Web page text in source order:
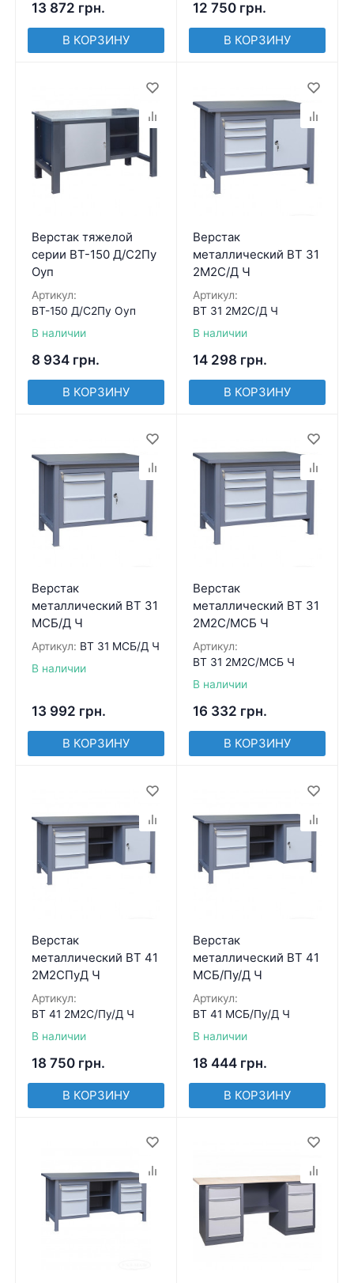
13 872 грн.
В КОРЗИНУ
12 750 грн.
В КОРЗИНУ
Верстак тяжелой
серии ВТ-150 Д/С2Пу
Оуп
Артикул:
ВТ-150 Д/С2Пу Оуп
В наличии
8 934 грн.
В КОРЗИНУ
Верстак
металлический ВТ 31
2М2С/Д Ч
Артикул:
ВТ 31 2М2С/Д Ч
В наличии
14 298 грн.
В КОРЗИНУ
Верстак
металлический ВТ 31
МСБ/Д Ч
Артикул: ВТ 31 МСБ/Д Ч
В наличии
13 992 грн.
В КОРЗИНУ
Верстак
металлический ВТ 31
2М2С/МСБ Ч
Артикул:
ВТ 31 2М2С/МСБ Ч
В наличии
16 332 грн.
В КОРЗИНУ
Верстак
металлический ВТ 41
2М2СПуД Ч
Артикул:
ВТ 41 2М2С/Пу/Д Ч
В наличии
18 750 грн.
В КОРЗИНУ
Верстак
металлический ВТ 41
МСБ/Пу/Д Ч
Артикул:
ВТ 41 МСБ/Пу/Д Ч
В наличии
18 444 грн.
В КОРЗИНУ